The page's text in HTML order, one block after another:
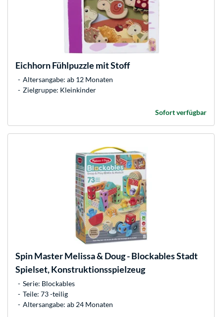
EichhornFühlpuzzle mit Stoff
Altersangabe: ab 12 Monaten
Zielgruppe: Kleinkinder
Sofort verfügbar
Spin MasterMelissa & Doug - Blockables Stadt
Spielset, Konstruktionsspielzeug
Serie: Blockables
Teile: 73 -teilig
Altersangabe: ab 24 Monaten